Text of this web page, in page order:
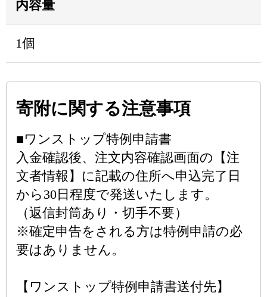
内容量
1個
寄附に関する注意事項
■ワンストップ特例申請書
入金確認後、注文内容確認画面の【注
文者情報】に記載の住所へ申込完了日
から30日程度で発送いたします。
（返信封筒あり・切手不要）
※確定申告をされる方は特例申請の必
要はありません。
【ワンストップ特例申請書送付先】